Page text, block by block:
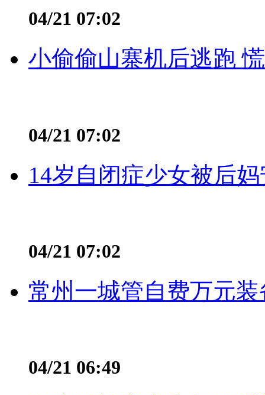
04/21 07:02
小偷偷山寨机后逃跑
04/21 07:02
14岁自闭症少女被后
04/21 07:02
常州一城管自费万元
04/21 06:49